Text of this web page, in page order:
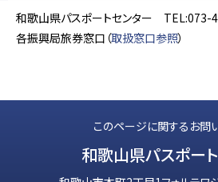
和歌山県パスポートセンター TEL:073-
各振興局旅券窓口（取扱窓口参照）
このページに関するお問
和歌山県パスポー